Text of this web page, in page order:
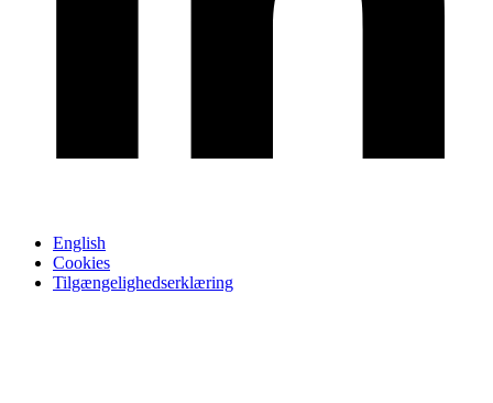
English
Cookies
Tilgængelighedserklæring